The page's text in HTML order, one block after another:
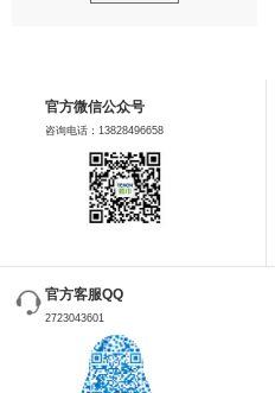
官方微信公众号
咨询电话：13828496658
官方客服QQ
2723043601